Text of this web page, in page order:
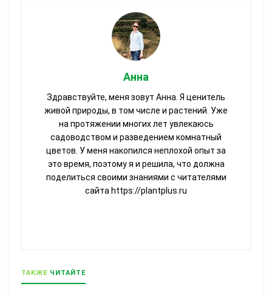
Анна
Здравствуйте, меня зовут Анна. Я ценитель
живой природы, в том числе и растений. Уже
на протяжении многих лет увлекаюсь
садоводством и разведением комнатный
цветов. У меня накопился неплохой опыт за
это время, поэтому я и решила, что должна
поделиться своими знаниями с читателями
сайта https://plantplus.ru
ТАКЖЕ ЧИТАЙТЕ